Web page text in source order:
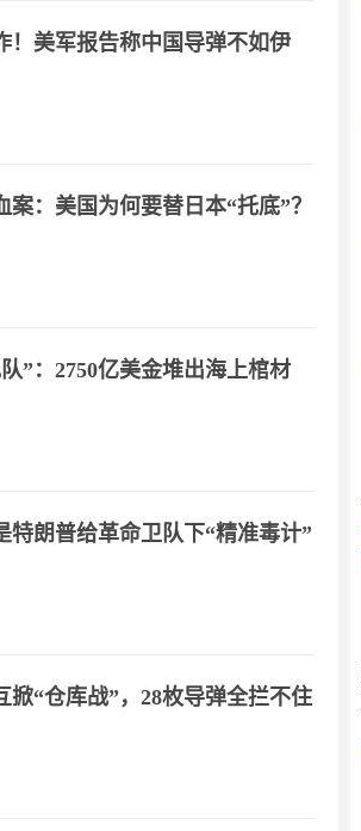
！美军报告称中国导弹不如伊
案：美国为何要替日本“托底”？
”：2750亿美金堆出海上棺材
特朗普给革命卫队下“精准毒计”
掀“仓库战”，28枚导弹全拦不住